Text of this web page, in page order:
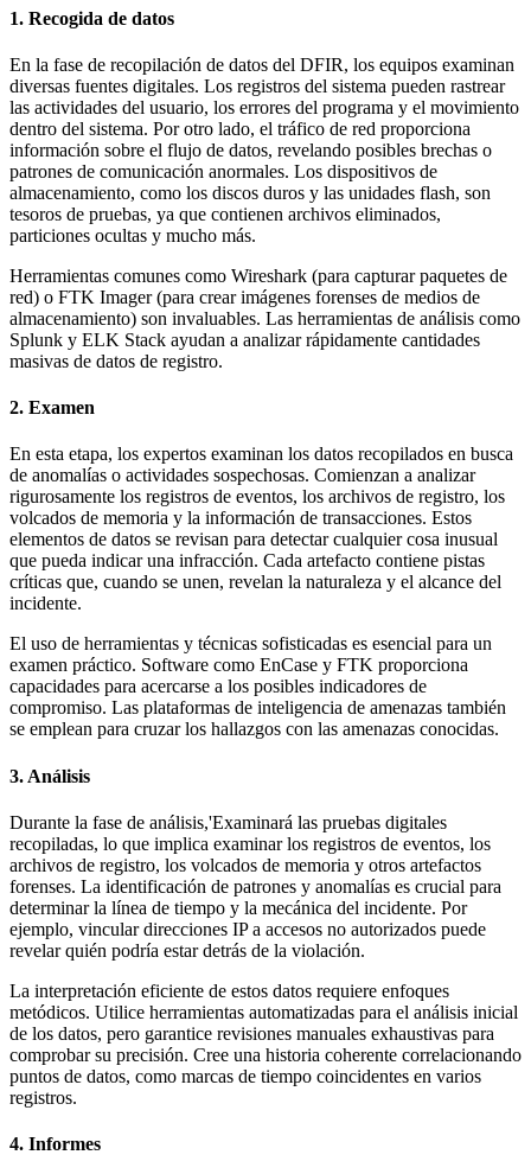
1. Recogida de datos
En la fase de recopilación de datos del DFIR, los equipos examinan
diversas fuentes digitales. Los registros del sistema pueden rastrear
las actividades del usuario, los errores del programa y el movimiento
dentro del sistema. Por otro lado, el tráfico de red proporciona
información sobre el flujo de datos, revelando posibles brechas o
patrones de comunicación anormales. Los dispositivos de
almacenamiento, como los discos duros y las unidades flash, son
tesoros de pruebas, ya que contienen archivos eliminados,
particiones ocultas y mucho más.
Herramientas comunes como Wireshark (para capturar paquetes de
red) o FTK Imager (para crear imágenes forenses de medios de
almacenamiento) son invaluables. Las herramientas de análisis como
Splunk y ELK Stack ayudan a analizar rápidamente cantidades
masivas de datos de registro.
2. Examen
En esta etapa, los expertos examinan los datos recopilados en busca
de anomalías o actividades sospechosas. Comienzan a analizar
rigurosamente los registros de eventos, los archivos de registro, los
volcados de memoria y la información de transacciones. Estos
elementos de datos se revisan para detectar cualquier cosa inusual
que pueda indicar una infracción. Cada artefacto contiene pistas
críticas que, cuando se unen, revelan la naturaleza y el alcance del
incidente.
El uso de herramientas y técnicas sofisticadas es esencial para un
examen práctico. Software como EnCase y FTK proporciona
capacidades para acercarse a los posibles indicadores de
compromiso. Las plataformas de inteligencia de amenazas también
se emplean para cruzar los hallazgos con las amenazas conocidas.
3. Análisis
Durante la fase de análisis,'Examinará las pruebas digitales
recopiladas, lo que implica examinar los registros de eventos, los
archivos de registro, los volcados de memoria y otros artefactos
forenses. La identificación de patrones y anomalías es crucial para
determinar la línea de tiempo y la mecánica del incidente. Por
ejemplo, vincular direcciones IP a accesos no autorizados puede
revelar quién podría estar detrás de la violación.
La interpretación eficiente de estos datos requiere enfoques
metódicos. Utilice herramientas automatizadas para el análisis inicial
de los datos, pero garantice revisiones manuales exhaustivas para
comprobar su precisión. Cree una historia coherente correlacionando
puntos de datos, como marcas de tiempo coincidentes en varios
registros.
4. Informes